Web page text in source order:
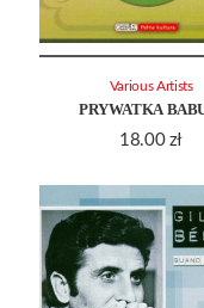
PRYWATKA
18.00 zł
Various Artists